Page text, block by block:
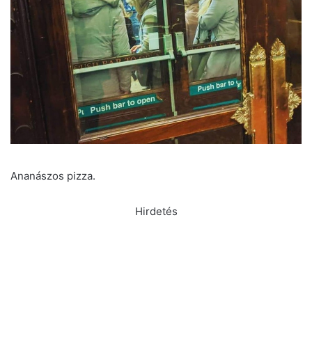
Ananászos pizza.
Hirdetés